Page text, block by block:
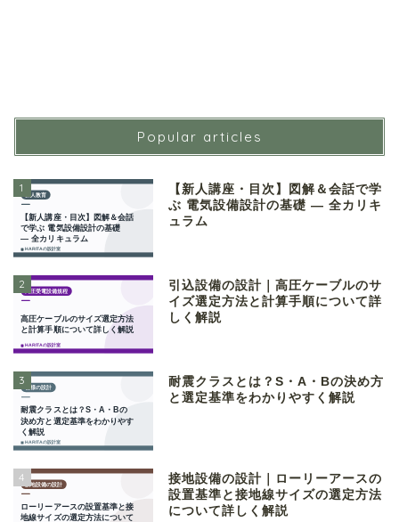
Popular articles
1
【新人講座・目次】図解＆会話で学
ぶ 電気設備設計の基礎 ― 全カリキ
ュラム
2
引込設備の設計｜高圧ケーブルのサ
イズ選定方法と計算手順について詳
しく解説
3
耐震クラスとは？S・A・Bの決め方
と選定基準をわかりやすく解説
4
接地設備の設計｜ローリーアースの
設置基準と接地線サイズの選定方法
について詳しく解説